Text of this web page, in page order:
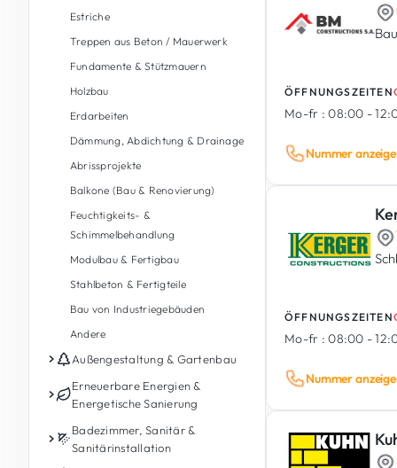
Estriche
Treppen aus Beton / Mauerwerk
Fundamente & Stützmauern
Holzbau
Erdarbeiten
Dämmung, Abdichtung & Drainage
Abrissprojekte
Balkone (Bau & Renovierung)
Feuchtigkeits- &
Schimmelbehandlung
Modulbau & Fertigbau
Stahlbeton & Fertigteile
Bau von Industriegebäuden
Andere
Außengestaltung & Gartenbau
Gartenpflege
Gartengestaltung &
Landschaftsbau
Außengestaltung
Erneuerbare Energien &
Energetische Sanierung
Photovoltaik
Energiespeicherbatterie
Badezimmer, Sanitär &
Sanitärinstallation
ÖFFNUNGSZEITEN
Mo-fr : 08:00 -
Nummer
ÖFFNUNGSZEITEN
Mo-fr : 08:00 -
Nummer